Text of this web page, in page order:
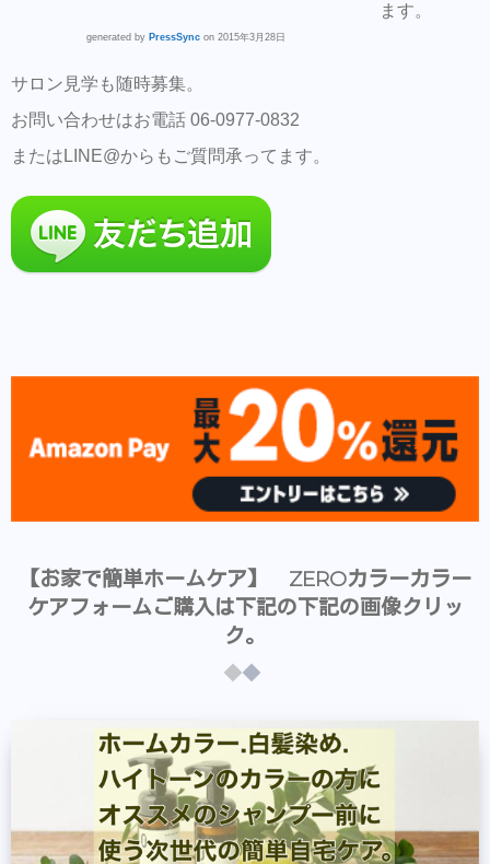
generated by PressSync on 2015年3月28日
ます。
サロン見学も随時募集。
お問い合わせはお電話 06-0977-0832
またはLINE@からもご質問承ってます。
【お家で簡単ホームケア】 ZEROカラーカラー
ケアフォームご購入は下記の下記の画像クリッ
ク。